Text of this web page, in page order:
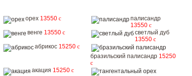
орех 13550 c
палисандр
13550 c
венге 13550 c
светлый дуб
13550 c
абрикос 15250 c
бразильский палисандр 15250
c
акация 15250 c